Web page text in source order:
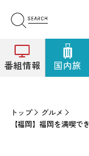
番組情報 国内旅
トップ
グルメ